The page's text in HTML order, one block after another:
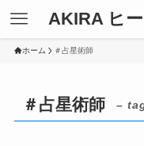
AKIRA ヒ
ホーム ＃占星術師
＃占星術師 –